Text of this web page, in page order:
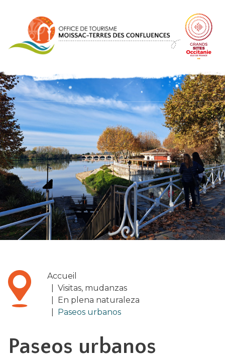
Accueil
Visitas, mudanzas
En plena naturaleza
Paseos urbanos
Paseos urbanos